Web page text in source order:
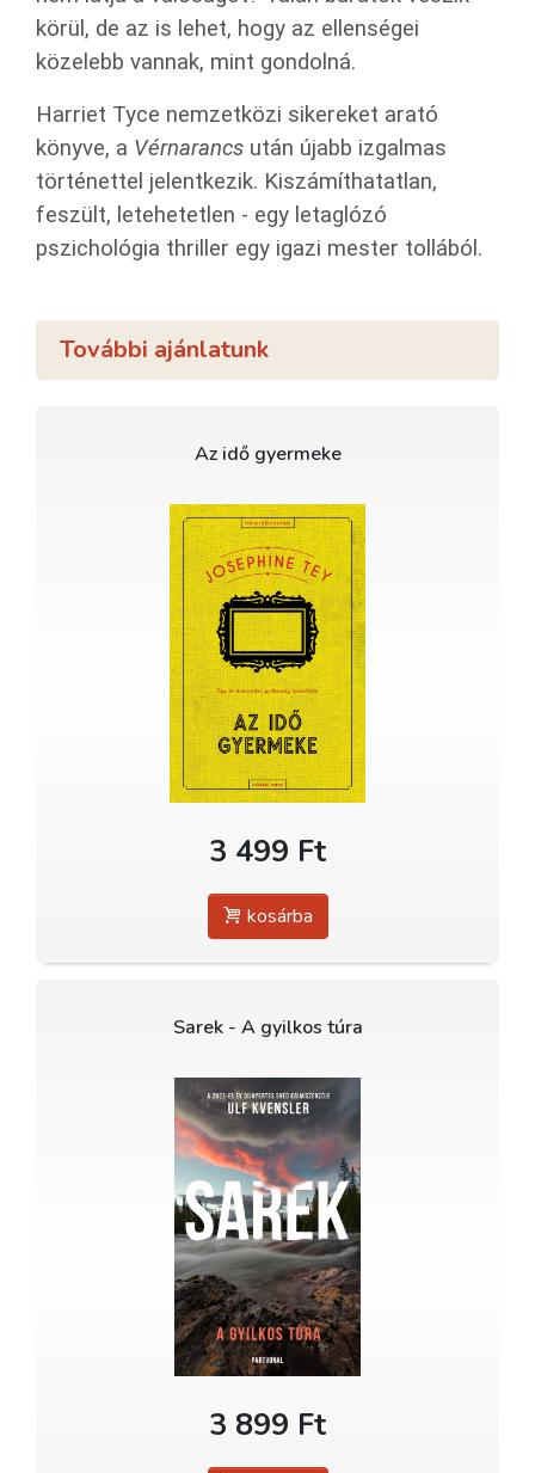
körül, de az is lehet, hogy az ellenségei
közelebb vannak, mint gondolná.
Harriet Tyce nemzetközi sikereket arató
könyve, a Vérnarancs után újabb izgalmas
történettel jelentkezik. Kiszámíthatatlan,
feszült, letehetetlen - egy letaglózó
pszichológia thriller egy igazi mester tollából.
További ajánlatunk
Az idő gyermeke
3 499 Ft
kosárba
Sarek - A gyilkos túra
3 899 Ft